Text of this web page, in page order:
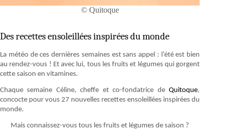
© Quitoque
Des recettes ensoleillées inspirées du monde
La météo de ces dernières semaines est sans appel : l’été est bien
au rendez-vous ! Et avec lui, tous les fruits et légumes qui gorgent
cette saison en vitamines.
Chaque semaine Céline, cheffe et co-fondatrice deQuitoque,
concocte pour vous 27 nouvelles recettes ensoleillées inspirées du
monde.
Mais connaissez-vous tous les fruits et légumes de saison ?